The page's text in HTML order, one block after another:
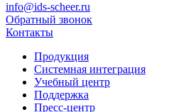
info@ids-scheer.ru
Обратный звонок
Контакты
Продукция
Системная интеграция
Учебный центр
Поддержка
Пресс-центр